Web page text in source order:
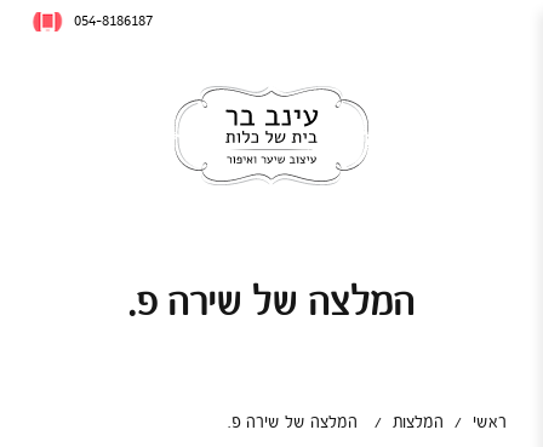
054-8186187
המלצה של שירה פ.
ראשי / המלצות / המלצה של שירה פ.